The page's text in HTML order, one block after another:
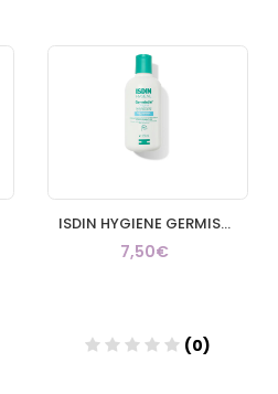
Añadir
ISDIN HYGIENE GERMISDIN ORIGINAL 1 ENVASE 250 ml
7,50€
(0)